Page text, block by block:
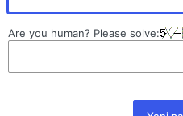
Are you human? Please solve: